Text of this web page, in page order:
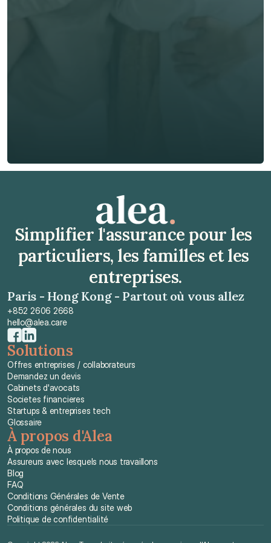
Obtenir un devis gratuit
Simplifier l'assurance pour les
particuliers, les familles et les
entreprises.
Paris - Hong Kong - Partout où vous allez
+852 2606 2668
hello@alea.care
Solutions
Offres entreprises / collaborateurs
Demandez un devis
Cabinets d'avocats
Societes financieres
Startups & entreprises tech
Glossaire
À propos d'Alea
À propos de nous
Assureurs avec lesquels nous travaillons
Blog
FAQ
Conditions Générales de Vente
Conditions générales du site web
Politique de confidentialité